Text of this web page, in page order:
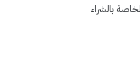
الخاصة بالشراء